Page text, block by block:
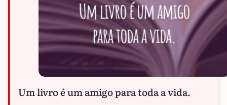
Um livro é um amigo para toda a vida.